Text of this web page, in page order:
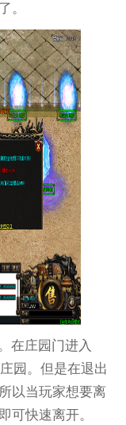
。
在庄园门进入
园。但是在退出
以当玩家想要离
可快速离开。